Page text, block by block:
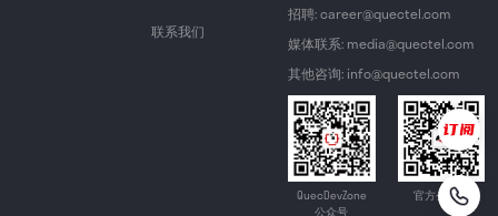
联系我们
招聘: career@quectel.com
媒体联系: media@quectel.com
其他咨询: info@quectel.com
QuecDevZone
公众号
官方公众号